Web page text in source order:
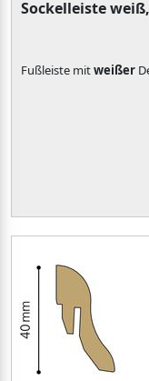
Sockelleiste
Fußleiste mitweißer